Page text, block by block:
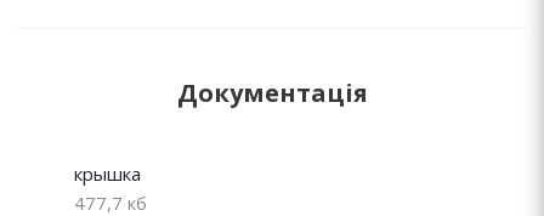
Документація
крышка
477,7 кб